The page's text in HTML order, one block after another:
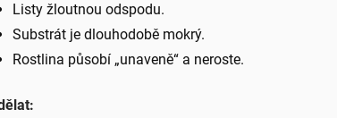
Listy žloutnou odspodu.
Substrát je dlouhodobě mokrý.
Rostlina působí „unaveně“ a neroste.